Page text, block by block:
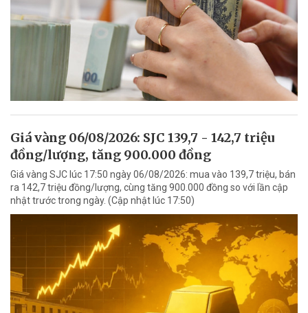
Giá vàng 06/08/2026: SJC 139,7 - 142,7 triệu
đồng/lượng, tăng 900.000 đồng
Giá vàng SJC lúc 17:50 ngày 06/08/2026: mua vào 139,7 triệu, bán
ra 142,7 triệu đồng/lượng, cùng tăng 900.000 đồng so với lần cập
nhật trước trong ngày. (Cập nhật lúc 17:50)